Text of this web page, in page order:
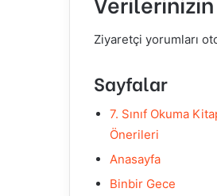
Ziyaretçi yorumları
Sayfalar
7. Sınıf Okuma
Önerileri
Anasayfa
Binbir Gece